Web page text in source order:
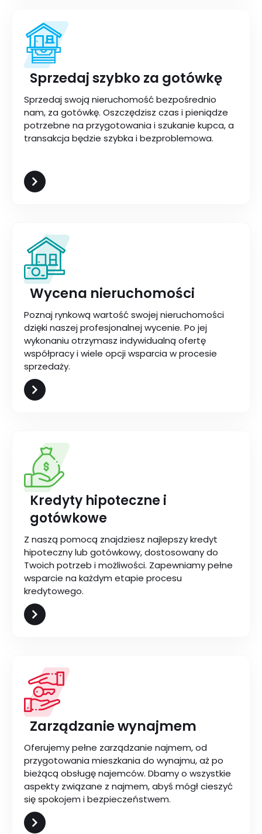
Sprzedaj szybko za gotówkę
Sprzedaj swoją nieruchomość bezpośrednio
nam, za gotówkę. Oszczędzisz czas i pieniądze
potrzebne na przygotowania i szukanie kupca, a
transakcja będzie szybka i bezproblemowa.
Wycena nieruchomości
Poznaj rynkową wartość swojej nieruchomości
dzięki naszej profesjonalnej wycenie. Po jej
wykonaniu otrzymasz indywidualną ofertę
współpracy i wiele opcji wsparcia w procesie
sprzedaży.
Kredyty hipoteczne i
gotówkowe
Z naszą pomocą znajdziesz najlepszy kredyt
hipoteczny lub gotówkowy, dostosowany do
Twoich potrzeb i możliwości. Zapewniamy pełne
wsparcie na każdym etapie procesu
kredytowego.
Zarządzanie wynajmem
Oferujemy pełne zarządzanie najmem, od
przygotowania mieszkania do wynajmu, aż po
bieżącą obsługę najemców. Dbamy o wszystkie
aspekty związane z najmem, abyś mógł cieszyć
się spokojem i bezpieczeństwem.